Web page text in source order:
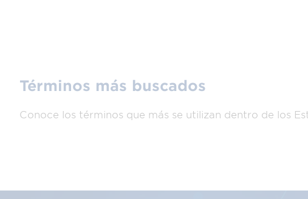
Términos más buscados
Conoce los términos que más se utilizan dentro de los